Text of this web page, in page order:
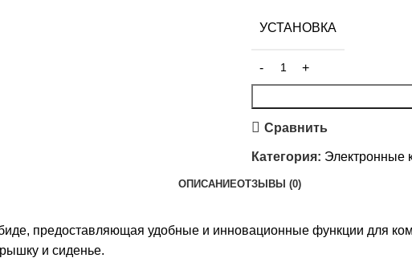
УСТАНОВКА
Сравнить
Категория: Электронные
ОПИСАНИЕОТЗЫВЫ (0)
предоставляющая удобные и инновационные функции для
и сиденье.